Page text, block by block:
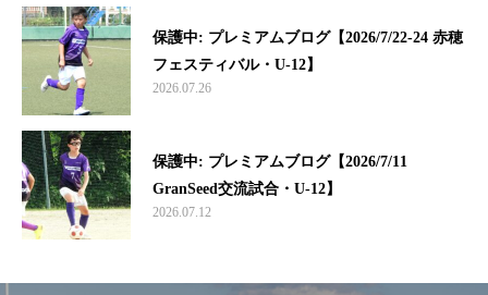
保護中: プレミアムブログ【2026/7/22-24 赤穂
フェスティバル・U-12】
2026.07.26
保護中: プレミアムブログ【2026/7/11
GranSeed交流試合・U-12】
2026.07.12